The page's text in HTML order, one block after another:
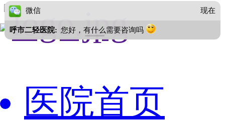
医院首页
微信 现在
呼市二轻医院: 您好，有什么需要咨询吗